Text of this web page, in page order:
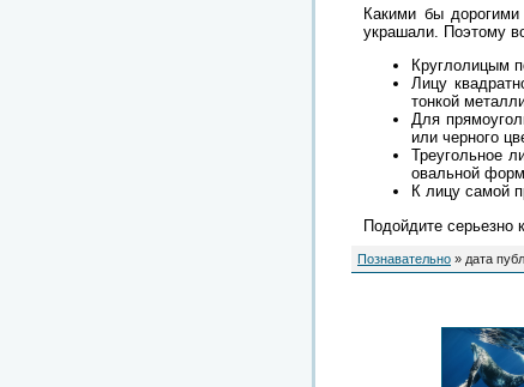
Какими бы
украшали. Поэтому
Круглолицым
Лицу
тонкой
Для
или черного
Треугольное
овальной
К лицу самой
Подойдите серьезно
Познавательно » дата